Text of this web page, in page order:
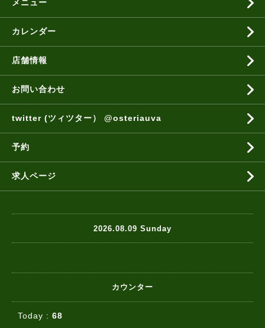
メニュー
カレンダー
店舗情報
お問い合わせ
twitter (ツィツター） @osteriauva
予約
求人ページ
2026.08.09 Sunday
カウンター
Today : 68